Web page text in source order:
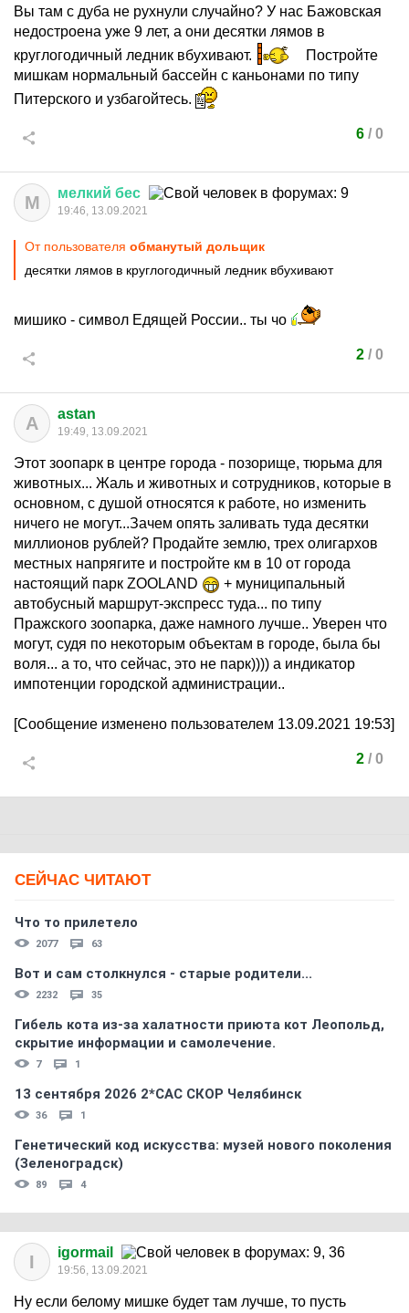
Вы там с дуба не рухнули случайно? У нас Бажовская
недостроена уже 9 лет, а они десятки лямов в
круглогодичный ледник вбухивают.
Постройте
мишкам нормальный бассейн с каньонами по типу
Питерского и узбагойтесь.
6/ 0
М мелкий бес
19:46, 13.09.2021
От пользователя обманутый дольщик
десятки лямов в круглогодичный ледник вбухивают
мишико - символ Едящей России.. ты чо
2/ 0
A astan
19:49, 13.09.2021
Этот зоопарк в центре города - позорище, тюрьма для
животных... Жаль и животных и сотрудников, которые в
основном, с душой относятся к работе, но изменить
ничего не могут...Зачем опять заливать туда десятки
миллионов рублей? Продайте землю, трех олигархов
местных напрягите и постройте км в 10 от города
настоящий парк ZOOLAND
+ муниципальный
автобусный маршрут-экспресс туда... по типу
Пражского зоопарка, даже намного лучше.. Уверен что
могут, судя по некоторым объектам в городе, была бы
воля... а то, что сейчас, это не парк)))) а индикатор
импотенции городской администрации..
[Сообщение изменено пользователем 13.09.2021 19:53]
2/ 0
СЕЙЧАС ЧИТАЮТ
Что то прилетело
2077 63
Вот и сам столкнулся - старые родители...
2232 35
Гибель кота из-за халатности приюта кот Леопольд,
скрытиe информации и самолечение.
7 1
13 сентября 2026 2*CAC СКОР Челябинск
36 1
Генетический код искусства: музей нового поколения
(Зеленоградск)
89 4
I igormail
19:56, 13.09.2021
Ну если белому мишке будет там лучше, то пусть